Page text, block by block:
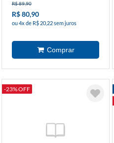
R$ 89,90
R$ 80,90
ou 4x de R$ 20,22 sem juros
-23% OFF